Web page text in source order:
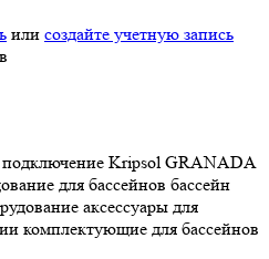
или создайте учетную запись
подключение Kripsol GRANADA
для бассейнов бассейн
аксессуары для
комплектующие для бассейнов